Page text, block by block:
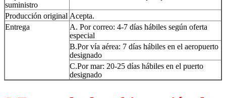
suministro
Producción original Acepta.
Entrega
A. Por correo: 4-7 días hábiles según oferta
especial
B.Por vía aérea: 7 días hábiles en el aeropuerto
designado
C.Por mar: 20-25 días hábiles en el puerto
designado